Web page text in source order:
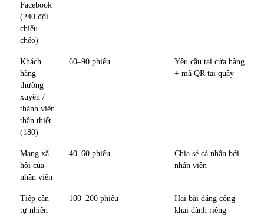
Facebook
(240 đối
chiếu
chéo)
Khách
hàng
thường
xuyên /
thành viên
thân thiết
(180)
60–90 phiếu
Yêu cầu tại cửa hàng
+ mã QR tại quầy
Mạng xã
hội của
nhân viên
40–60 phiếu
Chia sẻ cá nhân bởi
nhân viên
Tiếp cận
tự nhiên
100–200 phiếu
Hai bài đăng công
khai dành riêng